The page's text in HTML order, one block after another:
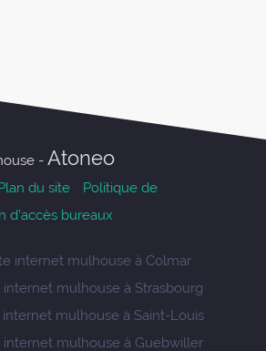
- Atoneo
du site
Politique de
d’accès bureaux
internet mulhouse à Colmar
internet mulhouse à Strasbourg
mulhouse à Saint-Louis
internet mulhouse à Guebwiller